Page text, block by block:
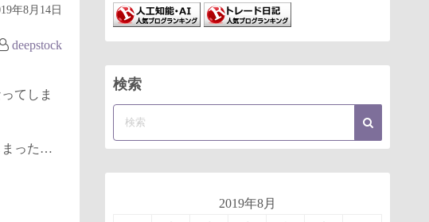
年8月14日
deepstock
てしま
まった…
検索
2019年8月